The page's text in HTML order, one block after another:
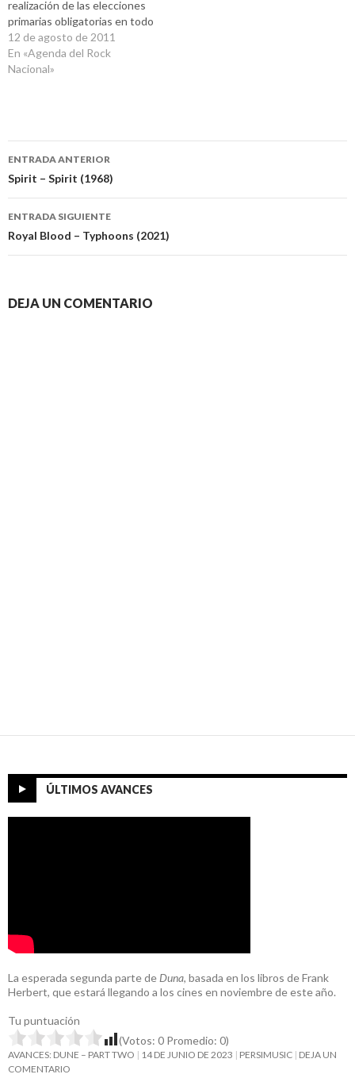
realización de las elecciones
primarias obligatorias en todo
el país, pero siempre hay
espacio para el buen rock y
recitales convocantes. El
12 de agosto de 2011
En «Agenda del Rock
Nacional»
Navegación
de
entradas
ENTRADA ANTERIOR
Spirit – Spirit (1968)
ENTRADA SIGUIENTE
Royal Blood – Typhoons (2021)
DEJA UN COMENTARIO
ÚLTIMOS AVANCES
La esperada segunda parte de Duna, basada en los libros de Frank
Herbert, que estará llegando a los cines en noviembre de este año.
Tu puntuación
(Votos: 0 Promedio: 0)
AVANCES: DUNE – PART TWO 14 DE JUNIO DE 2023 PERSIMUSIC DEJA UN
COMENTARIO